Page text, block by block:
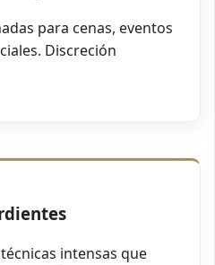
para cenas, eventos
Discreción
intensas que